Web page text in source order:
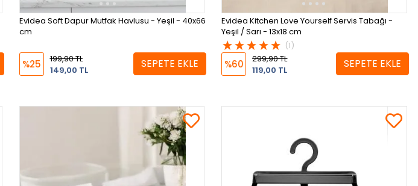
Evidea Soft Dapur Mutfak Havlusu - Yeşil - 40x66
cm
%25
199,90 TL
149,00 TL
SEPETE EKLE
Evidea Kitchen Love Yourself Servis Tabağı -
Yeşil / Sarı - 13x18 cm
(1)
%60
299,90 TL
119,00 TL
SEPETE EKLE